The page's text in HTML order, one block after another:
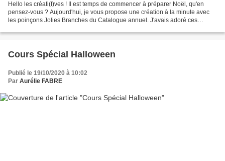
Hello les créati(f)ves ! Il est temps de commencer à préparer Noël, qu'en
pensez-vous ? Aujourd'hui, je vous propose une création à la minute avec
les poinçons Jolies Branches du Catalogue annuel. J'avais adoré ces
Cours Spécial Halloween
Publié le 19/10/2020 à 10:02
Par Aurélie FABRE